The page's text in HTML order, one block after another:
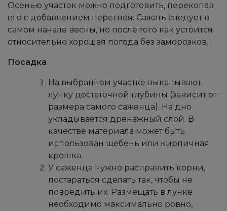
Осенью участок можно подготовить, перекопав
его с добавлением перегноя. Сажать следует в
самом начале весны, но после того как устоится
относительно хорошая погода без заморозков.
Посадка
На выбранном участке выкапывают
лунку достаточной глубины (зависит от
размера самого саженца). На дно
укладывается дренажный слой. В
качестве материала может быть
использован щебень или кирпичная
крошка.
У саженца нужно расправить корни,
постараться сделать так, чтобы не
повредить их. Размещать в лунке
необходимо максимально ровно,